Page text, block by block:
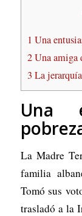
1 Una
2Una amiga
3 La
Una
La Madre
familia
Tomó sus
trasladó a la